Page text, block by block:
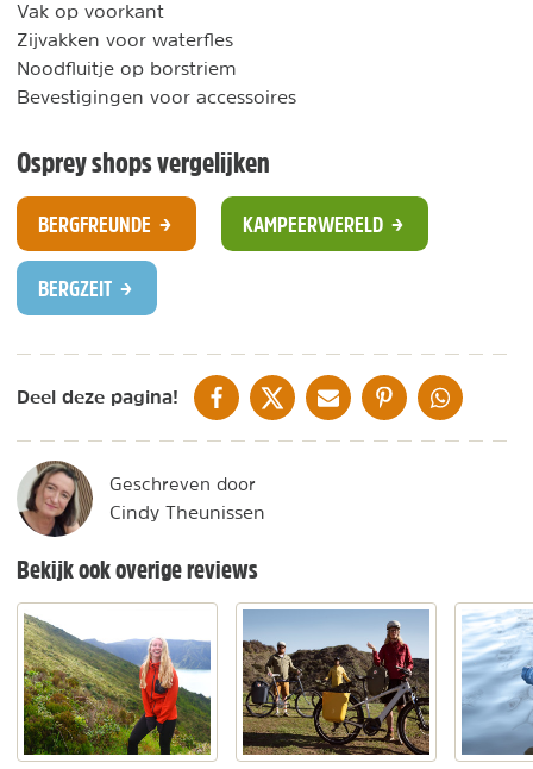
Vak op voorkant
Zijvakken voor waterfles
Noodfluitje op borstriem
Bevestigingen voor accessoires
Osprey shops vergelijken
BERGFREUNDE KAMPEERWERELD
BERGZEIT
Deel deze pagina! DELEN OP FACEBOOK
DELEN OP XDELEN VIA DE MAIL
DELEN OP PINTEREST
DELEN OP
Geschreven door
Cindy Theunissen
Bekijk ook overige reviews